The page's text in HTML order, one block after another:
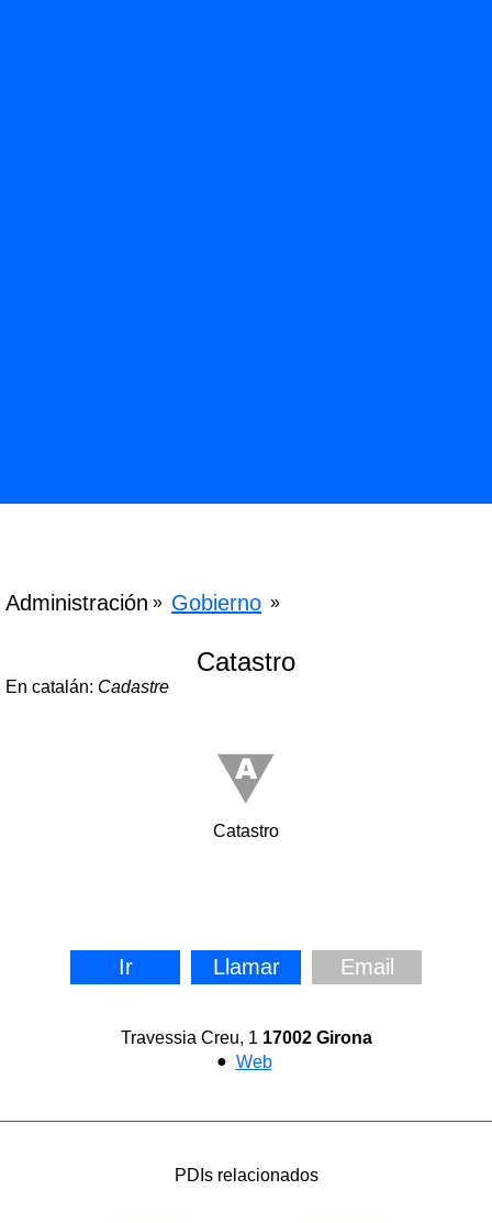
Administración » Gobierno »
Catastro
En catalán: Cadastre
Catastro
Ir Llamar Email
Travessia Creu, 1 17002 Girona
● Web
PDIs relacionados